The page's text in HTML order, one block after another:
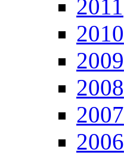
2011
2010
2009
2008
2007
2006